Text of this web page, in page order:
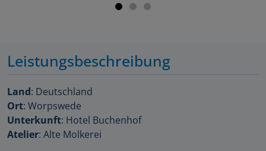
Leistungsbeschreibung
Land: Deutschland
Ort: Worpswede
Unterkunft: Hotel Buchenhof
Atelier: Alte Molkerei